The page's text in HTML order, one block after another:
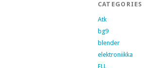
CATEGORIES
Atk
bg9
blender
elektroniikka
FLL